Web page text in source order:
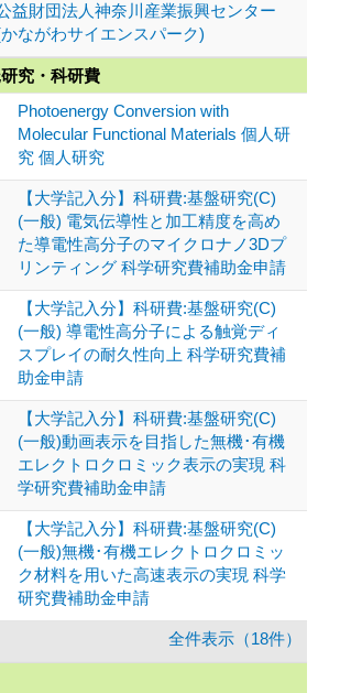
益財団法人神奈川産業振興センター
ながわサイエンスパーク)
究・科研費
Photoenergy Conversion with
Molecular Functional Materials 個人研
究 個人研究
【大学記入分】科研費:基盤研究(C)
(一般) 電気伝導性と加工精度を高め
た導電性高分子のマイクロナノ3Dプ
リンティング 科学研究費補助金申請
【大学記入分】科研費:基盤研究(C)
(一般) 導電性高分子による触覚ディ
スプレイの耐久性向上 科学研究費補
助金申請
【大学記入分】科研費:基盤研究(C)
(一般)動画表示を目指した無機･有機
エレクトロクロミック表示の実現 科
学研究費補助金申請
【大学記入分】科研費:基盤研究(C)
(一般)無機･有機エレクトロクロミッ
ク材料を用いた高速表示の実現 科学
研究費補助金申請
全件表示（18件）